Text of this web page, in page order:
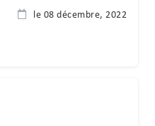
le 08 décembre, 2022